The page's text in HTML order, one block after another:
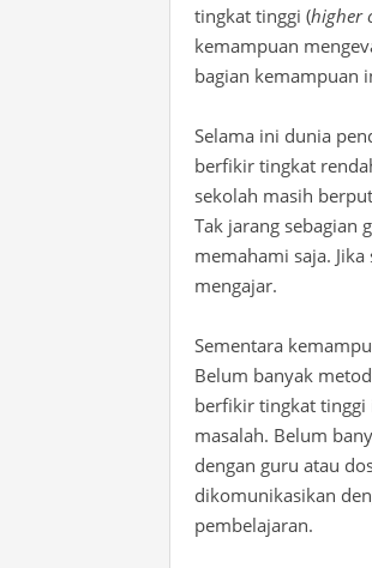
tingkat tinggi (higher
kemampuan
bagian kemampuan
Selama ini dunia
berfikir tingkat
sekolah masih
Tak jarang sebagian
memahami saja.
mengajar.
Sementara
Belum banyak
berfikir tingkat tinggi
masalah. Belum
dengan guru atau
dikomunikasikan
pembelajaran.